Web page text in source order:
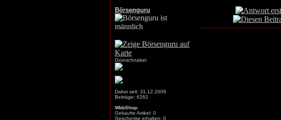
Börsenguru
Grünschnabel
Dabei seit: 31.12.2009
Beiträge: 6262
WbbShop:
Gekaufte Artikel: 0
Geschenke erhalten: 0